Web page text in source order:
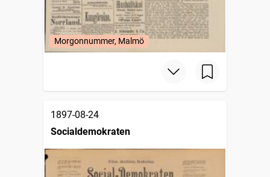
Morgonnummer, Malmö
1897-08-24
Socialdemokraten